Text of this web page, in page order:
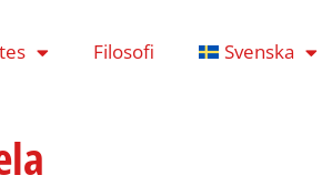
Filosofi Svenska